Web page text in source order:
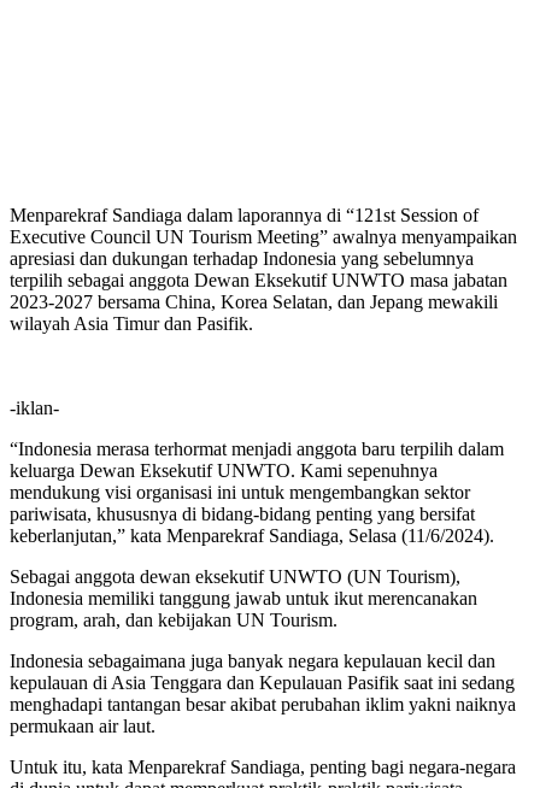
Menparekraf Sandiaga dalam laporannya di “121st Session of
Executive Council UN Tourism Meeting” awalnya menyampaikan
apresiasi dan dukungan terhadap Indonesia yang sebelumnya
terpilih sebagai anggota Dewan Eksekutif UNWTO masa jabatan
2023-2027 bersama China, Korea Selatan, dan Jepang mewakili
wilayah Asia Timur dan Pasifik.
-iklan-
“Indonesia merasa terhormat menjadi anggota baru terpilih dalam
keluarga Dewan Eksekutif UNWTO. Kami sepenuhnya
mendukung visi organisasi ini untuk mengembangkan sektor
pariwisata, khususnya di bidang-bidang penting yang bersifat
keberlanjutan,” kata Menparekraf Sandiaga, Selasa (11/6/2024).
Sebagai anggota dewan eksekutif UNWTO (UN Tourism),
Indonesia memiliki tanggung jawab untuk ikut merencanakan
program, arah, dan kebijakan UN Tourism.
Indonesia sebagaimana juga banyak negara kepulauan kecil dan
kepulauan di Asia Tenggara dan Kepulauan Pasifik saat ini sedang
menghadapi tantangan besar akibat perubahan iklim yakni naiknya
permukaan air laut.
Untuk itu, kata Menparekraf Sandiaga, penting bagi negara-negara